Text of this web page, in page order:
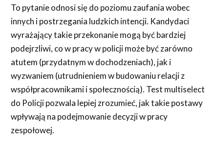
To pytanie odnosi się do poziomu zaufania wobec
innych i postrzegania ludzkich intencji. Kandydaci
wyrażający takie przekonanie mogą być bardziej
podejrzliwi, co w pracy w policji może być zarówno
atutem (przydatnym w dochodzeniach), jak i
wyzwaniem (utrudnieniem w budowaniu relacji z
współpracownikami i społecznością). Test multiselect
do Policji pozwala lepiej zrozumieć, jak takie postawy
wpływają na podejmowanie decyzji w pracy
zespołowej.